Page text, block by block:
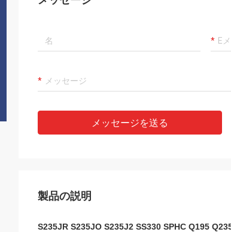
メッセージを送る
製品の説明
S235JR S235JO S235J2 SS330 SPHC Q195